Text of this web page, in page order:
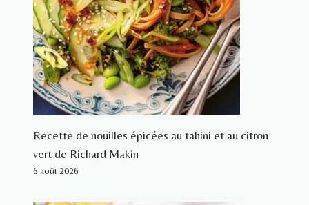
Recette de nouilles épicées au tahini et au citron
vert de Richard Makin
6 août 2026